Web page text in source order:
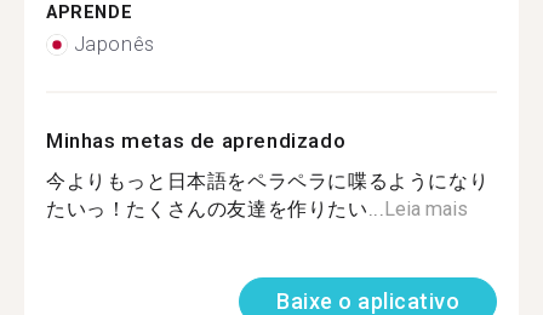
APRENDE
Japonês
Minhas metas de aprendizado
今よりもっと日本語をペラペラに喋るようになり
たいっ！たくさんの友達を作りたい...Leia mais
Baixe o aplicativo